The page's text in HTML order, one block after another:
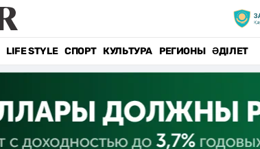
LIFE STYLE СПОРТ КУЛЬТУРА РЕГИОНЫ ӘДІЛЕТ